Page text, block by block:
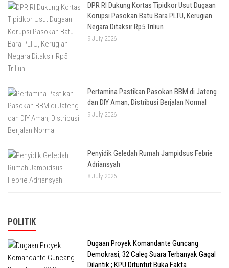
DPR RI Dukung Kortas Tipidkor Usut Dugaan
Korupsi Pasokan Batu Bara PLTU, Kerugian
Negara Ditaksir Rp5 Triliun
9 July 2026
Pertamina Pastikan Pasokan BBM di Jateng
dan DIY Aman, Distribusi Berjalan Normal
9 July 2026
Penyidik Geledah Rumah Jampidsus Febrie
Adriansyah
8 July 2026
POLITIK
Dugaan Proyek Komandante Guncang
Demokrasi, 32 Caleg Suara Terbanyak Gagal
Dilantik ; KPU Dituntut Buka Fakta